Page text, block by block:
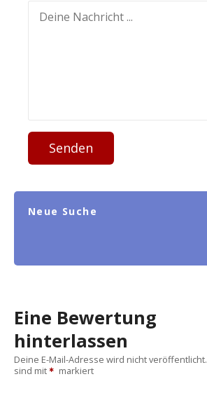
Senden
Neue Suche
Eine Bewertung
hinterlassen
Deine E-Mail-Adresse wird nicht veröffentlicht.
sind mit
markiert